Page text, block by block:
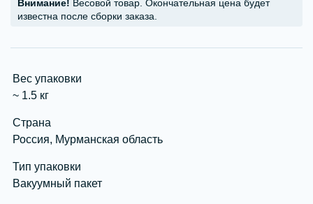
Внимание! Весовой товар. Окончательная цена будет
известна после сборки заказа.
Вес упаковки
~ 1.5 кг
Страна
Россия, Мурманская область
Тип упаковки
Вакуумный пакет